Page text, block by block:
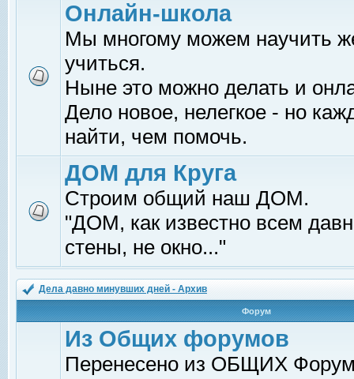
Онлайн-школа
Мы многому можем научить
учиться.
Ныне это можно делать и
Дело новое, нелегкое - но
найти, чем помочь.
ДОМ для Круга
Строим общий наш ДОМ.
"ДОМ, как известно всем
стены, не окно..."
Дела давно минувших дней - Архив
Форум
Из Общих форумов
Перенесено из ОБЩИХ